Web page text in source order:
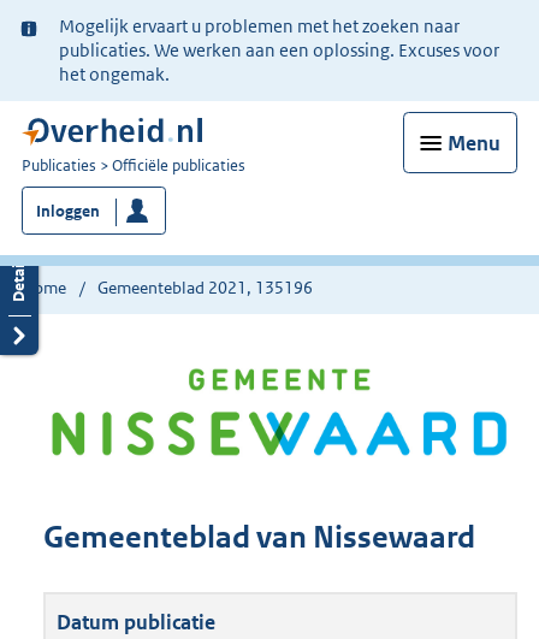
Ter
informatie:
Mogelijk ervaart u problemen met het zoeken naar
publicaties. We werken aan een oplossing. Excuses voor
het ongemak.
Menu
U
bent
nu
hier:
Publicaties Officiële publicaties
Inloggen
Home Gemeenteblad 2021, 135196
Gemeenteblad van Nissewaard